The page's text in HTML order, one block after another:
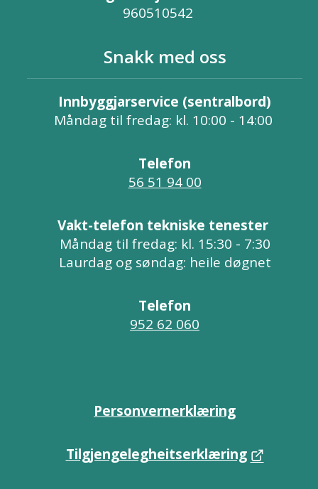
960510542
Snakk med oss
Innbyggjarservice (sentralbord)
Måndag til fredag: kl. 10:00 - 14:00
Telefon
56 51 94 00
Vakt-telefon tekniske tenester
Måndag til fredag: kl. 15:30 - 7:30
Laurdag og søndag: heile døgnet
Telefon
952 62 060
Personvernerklæring
Tilgjengelegheitserklæring